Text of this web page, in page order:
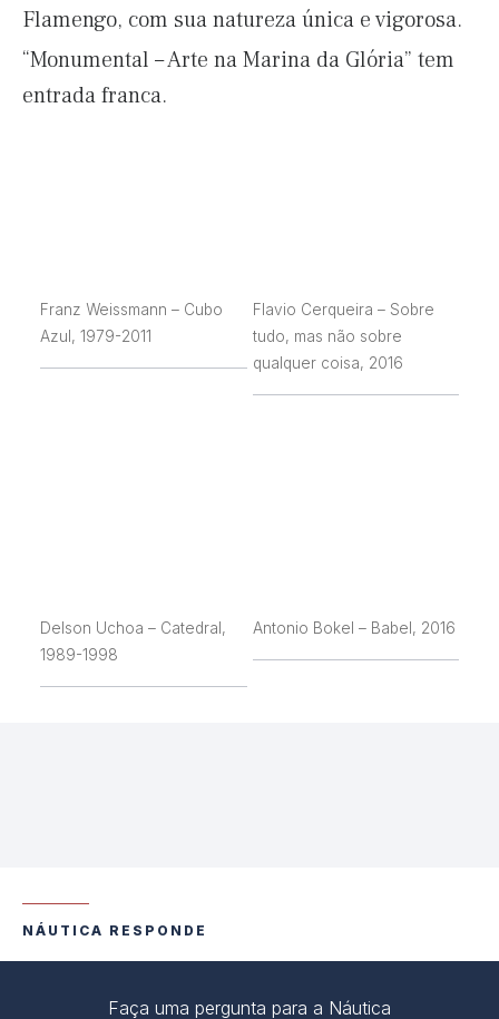
Flamengo, com sua natureza única e vigorosa.
“Monumental – Arte na Marina da Glória” tem
entrada franca.
Franz Weissmann – Cubo
Azul, 1979-2011
Flavio Cerqueira – Sobre
tudo, mas não sobre
qualquer coisa, 2016
Delson Uchoa – Catedral,
1989-1998
Antonio Bokel – Babel, 2016
NÁUTICA RESPONDE
Faça uma pergunta para a Náutica